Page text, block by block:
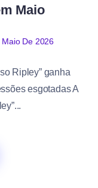
Maio
Maio De 2026
Ripley” ganha
esgotadas A